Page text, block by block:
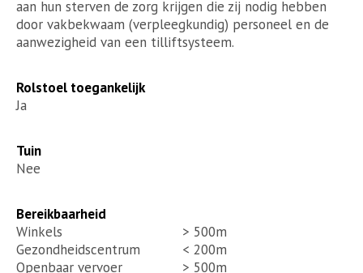
aan hun sterven de zorg krijgen die zij nodig hebben
door vakbekwaam (verpleegkundig) personeel en de
aanwezigheid van een tilliftsysteem.
Rolstoel toegankelijk
Ja
Tuin
Nee
Bereikbaarheid
Winkels
> 500m
Gezondheidscentrum
< 200m
Openbaar vervoer
> 500m